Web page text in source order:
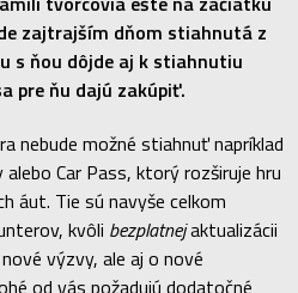
zajtrajším dňom stiahnutá z
s ňou dôjde aj k stiahnutiu
pre ňu dajú zakúpiť.
nebude možné stiahnuť napríklad
Car Pass, ktorý rozširuje hru
áut. Tie sú navyše celkom
kvôli bezplatnejaktualizácii
výzvy, ale aj o nové